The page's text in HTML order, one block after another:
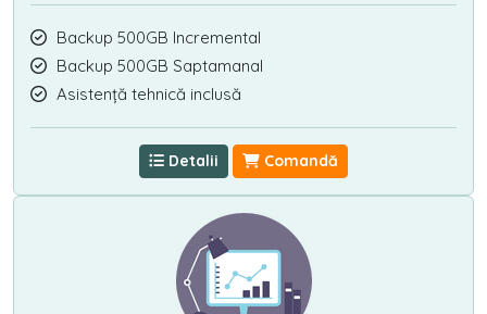
Backup 500GB Incremental
Backup 500GB Saptamanal
Asistență tehnică inclusă
Detalii Comandă